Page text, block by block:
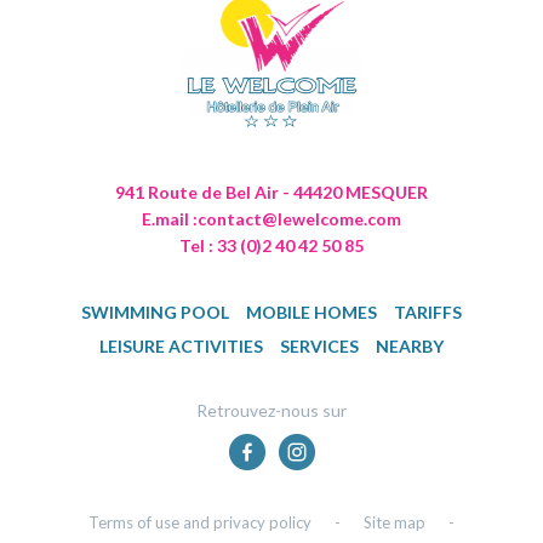
941 Route de Bel Air - 44420 MESQUER
E.mail :contact@lewelcome.com
Tel : 33 (0)2 40 42 50 85
SWIMMING POOL MOBILE HOMES
TARIFFS
LEISURE ACTIVITIES
SERVICES NEARBY
Retrouvez-nous sur
Terms of use and privacy policy - Site map -